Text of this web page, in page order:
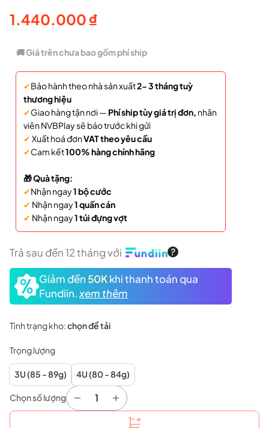
1.440.000 ₫
🚚 Giá trên chưa bao gồm phí ship
✔Bảo hành theo nhà sản xuất2- 3 tháng tuỳ
thương hiệu
✔Giao hàng tận nơi — Phí ship tùy giá trị đơn, nhân
viên NVBPlay sẽ báo trước khi gửi
✔ Xuất hoá đơnVAT theo yêu cầu
✔Cam kết100% hàng chính hãng
🎁 Quà tặng:
✔Nhận ngay1 bộ cước
✔ Nhận ngay1 quấn cán
✔ Nhận ngay1 túi đựng vợt
Trả sau đến 12 tháng với
Giảm đến 50Kkhi thanh toán qua
Fundiin.xem thêm
Tình trạng kho:chọn để tải
Trọng lượng
3U (85 - 89g) 4U (80 - 84g)
Chọn số lượng
Vợt Cầu Lông Lining Axforce 20 số lượng